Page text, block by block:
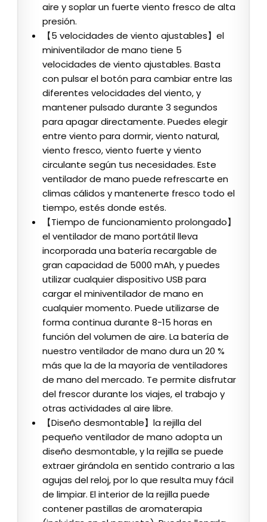
aire y soplar un fuerte viento fresco de alta
presión.
【5 velocidades de viento ajustables】el
miniventilador de mano tiene 5
velocidades de viento ajustables. Basta
con pulsar el botón para cambiar entre las
diferentes velocidades del viento, y
mantener pulsado durante 3 segundos
para apagar directamente. Puedes elegir
entre viento para dormir, viento natural,
viento fresco, viento fuerte y viento
circulante según tus necesidades. Este
ventilador de mano puede refrescarte en
climas cálidos y mantenerte fresco todo el
tiempo, estés donde estés.
【Tiempo de funcionamiento prolongado】
el ventilador de mano portátil lleva
incorporada una batería recargable de
gran capacidad de 5000 mAh, y puedes
utilizar cualquier dispositivo USB para
cargar el miniventilador de mano en
cualquier momento. Puede utilizarse de
forma continua durante 8-15 horas en
función del volumen de aire. La batería de
nuestro ventilador de mano dura un 20 %
más que la de la mayoría de ventiladores
de mano del mercado. Te permite disfrutar
del frescor durante los viajes, el trabajo y
otras actividades al aire libre.
【Diseño desmontable】la rejilla del
pequeño ventilador de mano adopta un
diseño desmontable, y la rejilla se puede
extraer girándola en sentido contrario a las
agujas del reloj, por lo que resulta muy fácil
de limpiar. El interior de la rejilla puede
contener pastillas de aromaterapia